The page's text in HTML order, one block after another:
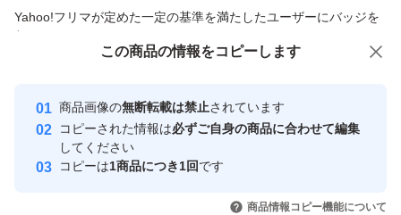
追熟させております。
お値下げはしません。
Yahoo!フリマが定めた一定の基準を満たしたユーザーにバッジを
付与しています
安心取引出品者
心・安全なユーザーです
取引実績
引を完了させた実績があります
この商品の情報をコピーします
商品画像の無断転載は禁止されています
コピーされた情報は必ずご自身の商品に合わせて編集
してください
コピーは1商品につき1回です
商品情報コピー機能について
この商品をみている人にオススメ